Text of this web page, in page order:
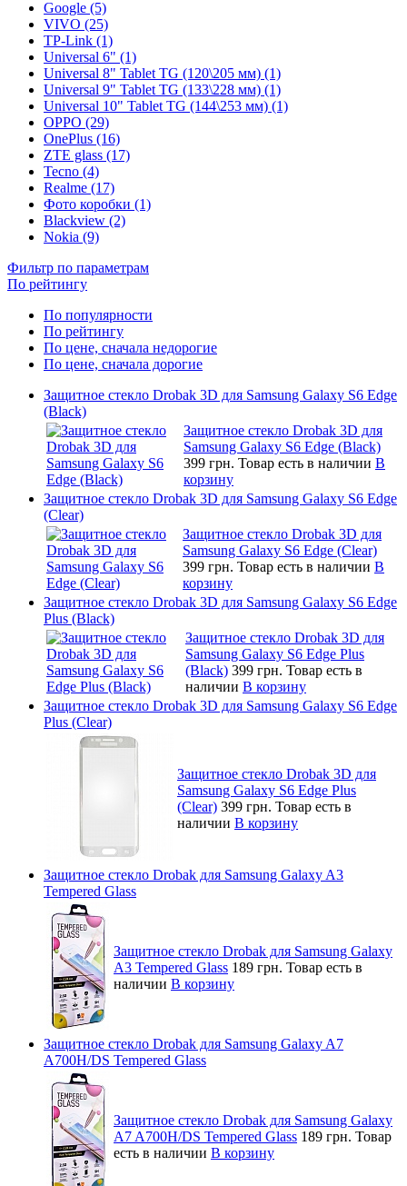
Google (5)
VIVO (25)
TP-Link (1)
Universal 6" (1)
Universal 8" Tablet TG (120\205 мм) (1)
Universal 9" Tablet TG (133\228 мм) (1)
Universal 10" Tablet TG (144\253 мм) (1)
OPPO (29)
OnePlus (16)
ZTE glass (17)
Tecno (4)
Realme (17)
Фото коробки (1)
Blackview (2)
Nokia (9)
Фильтр по параметрам
По рейтингу
По популярности
По рейтингу
По цене, сначала недорогие
По цене, сначала дорогие
Защитное стекло Drobak 3D для Samsung Galaxy S6 Edge
(Black)
Защитное стекло Drobak 3D для
Samsung Galaxy S6 Edge (Black)
399 грн. Товар есть в наличии В
корзину
Защитное стекло Drobak 3D для Samsung Galaxy S6 Edge
(Clear)
Защитное стекло Drobak 3D для
Samsung Galaxy S6 Edge (Clear)
399 грн. Товар есть в наличии В
корзину
Защитное стекло Drobak 3D для Samsung Galaxy S6 Edge
Plus (Black)
Защитное стекло Drobak 3D для
Samsung Galaxy S6 Edge Plus
(Black) 399 грн. Товар есть в
наличии В корзину
Защитное стекло Drobak 3D для Samsung Galaxy S6 Edge
Plus (Clear)
Защитное стекло Drobak 3D для
Samsung Galaxy S6 Edge Plus
(Clear) 399 грн. Товар есть в
наличии В корзину
Защитное стекло Drobak для Samsung Galaxy A3
Tempered Glass
Защитное стекло Drobak для Samsung Galaxy
A3 Tempered Glass 189 грн. Товар есть в
наличии В корзину
Защитное стекло Drobak для Samsung Galaxy A7
A700H/DS Tempered Glass
Защитное стекло Drobak для Samsung Galaxy
A7 A700H/DS Tempered Glass 189 грн. Товар
есть в наличии В корзину